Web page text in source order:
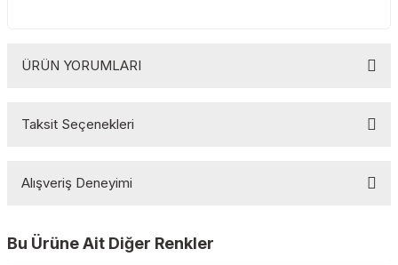
ÜRÜN YORUMLARI
Taksit Seçenekleri
Alışveriş Deneyimi
Sitemize ilk yorumu siz yapın!
Bu Ürüne Ait Diğer Renkler